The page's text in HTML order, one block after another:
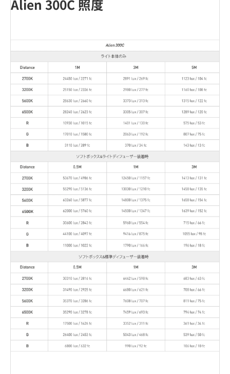
Alien 300C 照度